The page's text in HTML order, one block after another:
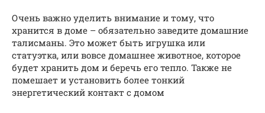
Очень важно уделить внимание и тому, что
хранится в доме – обязательно заведите домашние
талисманы. Это может быть игрушка или
статуэтка, или вовсе домашнее животное, которое
будет хранить дом и беречь его тепло. Также не
помешает и установить более тонкий
энергетический контакт с домом